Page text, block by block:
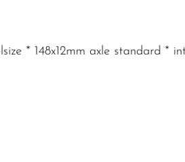
* 148x12mm axle standard *